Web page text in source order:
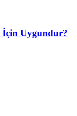
İçin Uygundur?